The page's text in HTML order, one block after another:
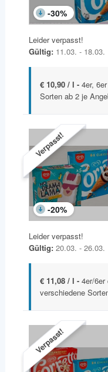
-30%
Leider verpasst!
Gültig: 11.03. - 18.03.
€ 10,90 / l - 4er,
Sorten ab 2 je
Verpasst!
-20%
Leider verpasst!
Gültig: 20.03. - 26.03.
€ 11,08 / l - 4er/6er
verschiedene
Verpasst!